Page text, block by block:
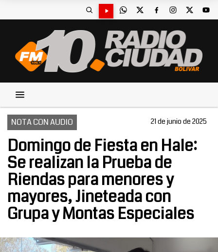
NOTA CON AUDIO 21 de junio de 2025
Domingo de Fiesta en Hale:
Se realizan la Prueba de
Riendas para menores y
mayores, Jineteada con
Grupa y Montas Especiales